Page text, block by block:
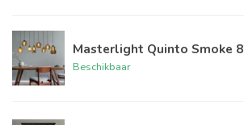
Masterlight Quinto Smoke 8
Beschikbaar